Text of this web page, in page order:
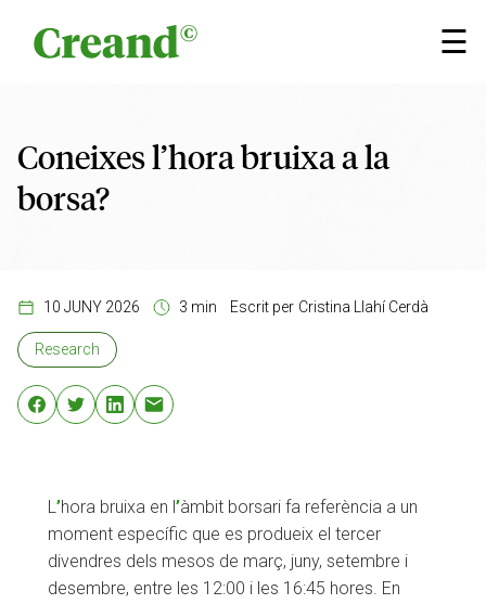
☰
×
Coneixes l’hora bruixa a la
borsa?
10 JUNY 2026 3 min Escrit per Cristina Llahí Cerdà
Research
L’hora bruixa en l’àmbit borsari fa referència a un
moment específic que es produeix el tercer
divendres dels mesos de març, juny, setembre i
desembre, entre les 12:00 i les 16:45 hores. En